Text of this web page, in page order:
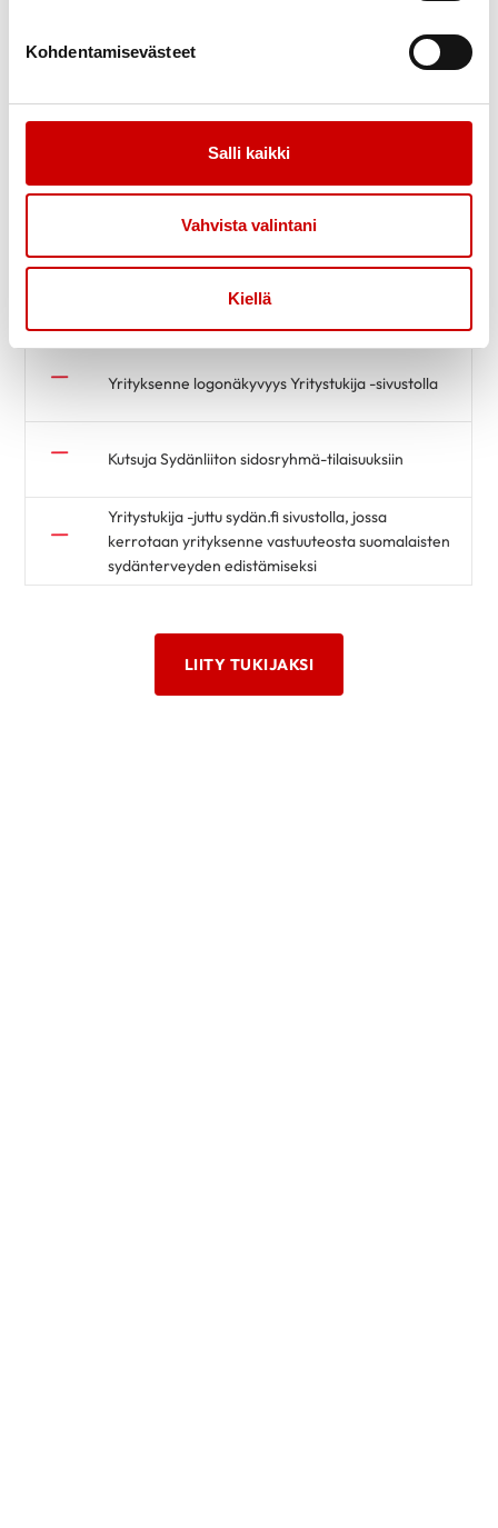
Kohdentamisevästeet
Salli kaikki
Vahvista valintani
Kiellä
tuotteista ja palveluista
Viestintämateriaalit, kuten sähköpostin
allekirjoitukseen lisättävä banneri suomeksi,
Yrityksenne nimi mainittuna Yritystukija -sivustolla
Yrityksenne logonäkyvyys Yritystukija -sivustolla
Kutsuja Sydänliiton sidosryhmä-tilaisuuksiin
Yritystukija -juttu sydän.fi sivustolla, jossa
kerrotaan yrityksenne vastuuteosta suomalaisten
sydänterveyden edistämiseksi
LIITY TUKIJAKSI